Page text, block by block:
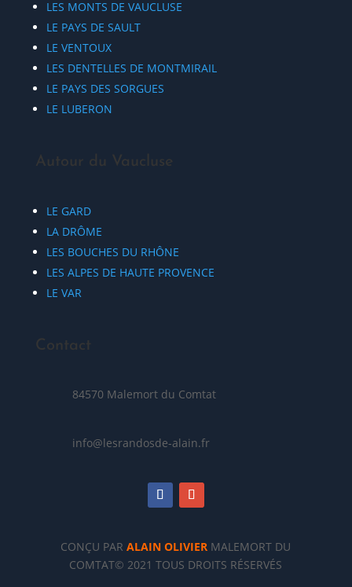
LES MONTS DE VAUCLUSE
LE PAYS DE SAULT
LE VENTOUX
LES DENTELLES DE MONTMIRAIL
LE PAYS DES SORGUES
LE LUBERON
Autour du Vaucluse
LE GARD
LA DRÔME
LES BOUCHES DU RHÔNE
LES ALPES DE HAUTE PROVENCE
LE VAR
Contact
84570 Malemort du Comtat
info@lesrandosde-alain.fr
CONÇU PAR ALAIN OLIVIER MALEMORT DU
COMTAT© 2021 TOUS DROITS RÉSERVÉS